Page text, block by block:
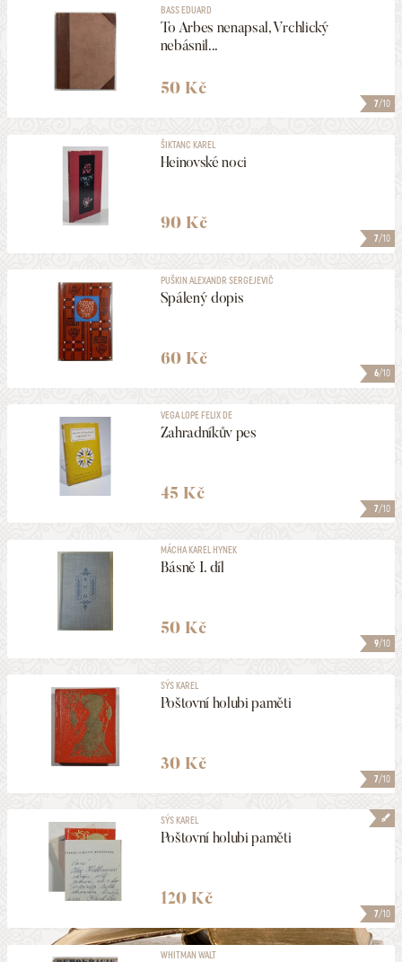
7/10
BASS EDUARD
To Arbes nenapsal, Vrchlický
nebásnil...
50 Kč
7/10
ŠIKTANC KAREL
Heinovské noci
90 Kč
6/10
PUŠKIN ALEXANDR SERGEJEVIČ
Spálený dopis
60 Kč
7/10
VEGA LOPE FELIX DE
Zahradníkův pes
45 Kč
9/10
MÁCHA KAREL HYNEK
Básně I. díl
50 Kč
7/10
SÝS KAREL
Poštovní holubi paměti
30 Kč
7/10
SÝS KAREL
Poštovní holubi paměti
120 Kč
WHITMAN WALT